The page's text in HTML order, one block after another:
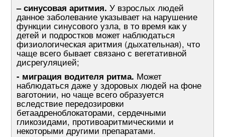
– синусовая аритмия. У взрослых людей
данное заболевание указывает на нарушение
функции синусового узла, в то время как у
детей и подростков может наблюдаться
физиологическая аритмия (дыхательная), что
чаще всего бывает связано с вегетативной
дисрегуляцией;
- миграция водителя ритма. Может
наблюдаться даже у здоровых людей на фоне
ваготонии, но чаще всего образуется
вследствие передозировки
бетаадреноблокаторами, сердечными
гликозидами, противоаритмическими и
некоторыми другими препаратами.